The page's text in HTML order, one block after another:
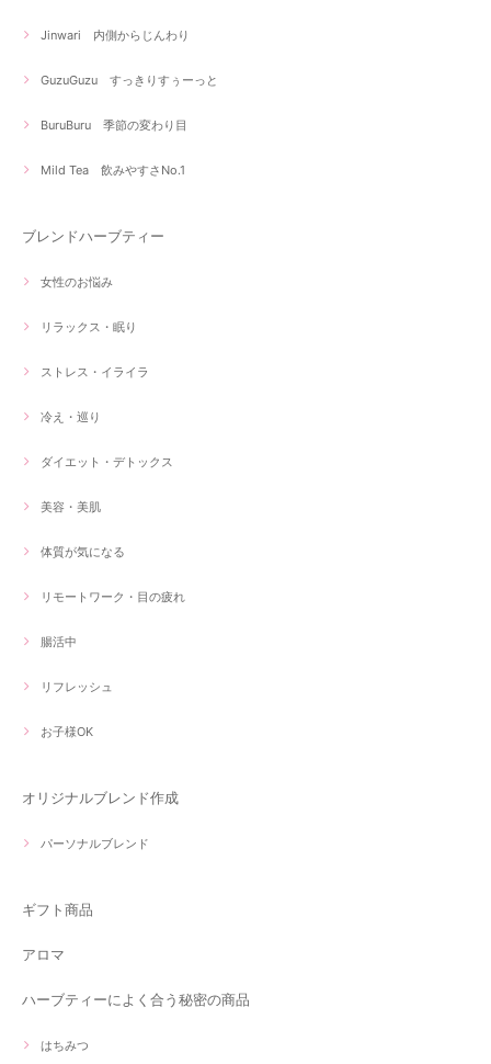
Jinwari 内側からじんわり
GuzuGuzu すっきりすぅーっと
BuruBuru 季節の変わり目
Mild Tea 飲みやすさNo.1
ブレンドハーブティー
女性のお悩み
リラックス・眠り
ストレス・イライラ
冷え・巡り
ダイエット・デトックス
美容・美肌
体質が気になる
リモートワーク・目の疲れ
腸活中
リフレッシュ
お子様OK
オリジナルブレンド作成
パーソナルブレンド
ギフト商品
アロマ
ハーブティーによく合う秘密の商品
はちみつ